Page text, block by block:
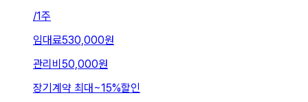
/1주
임대료530,000원
관리비 50,000원
장기계약 최대 ~15%할인